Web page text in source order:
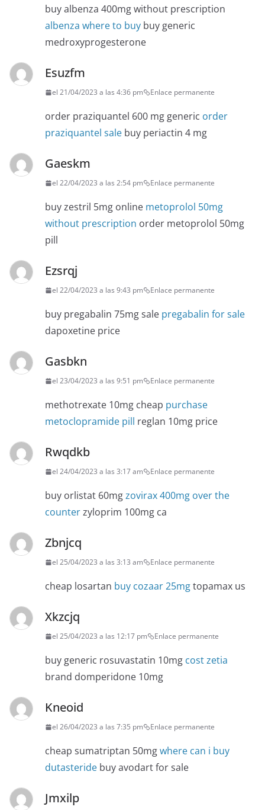
buy albenza 400mg without prescription
albenza where to buy buy generic
medroxyprogesterone
Esuzfm
el 21/04/2023 a las 4:36 pm Enlace permanente
order praziquantel 600 mg generic order
praziquantel sale buy periactin 4 mg
Gaeskm
el 22/04/2023 a las 2:54 pm Enlace permanente
buy zestril 5mg online metoprolol 50mg
without prescription order metoprolol 50mg
pill
Ezsrqj
el 22/04/2023 a las 9:43 pm Enlace permanente
buy pregabalin 75mg sale pregabalin for sale
dapoxetine price
Gasbkn
el 23/04/2023 a las 9:51 pm Enlace permanente
methotrexate 10mg cheap purchase
metoclopramide pill reglan 10mg price
Rwqdkb
el 24/04/2023 a las 3:17 am Enlace permanente
buy orlistat 60mgzovirax 400mg over the
counterzyloprim 100mg ca
Zbnjcq
el 25/04/2023 a las 3:13 am Enlace permanente
cheap losartan buy cozaar 25mgtopamax us
Xkzcjq
el 25/04/2023 a las 12:17 pm Enlace permanente
buy generic rosuvastatin 10mg cost zetia
brand domperidone 10mg
Kneoid
el 26/04/2023 a las 7:35 pm Enlace permanente
cheap sumatriptan 50mgwhere can i buy
dutasteride buy avodart for sale
Jmxilp